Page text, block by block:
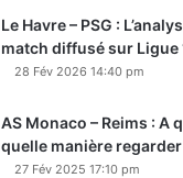
Le Havre – PSG :
match diffusé sur Ligue
28 Fév 2026 14:40 pm
AS Monaco – Reims : A
quelle manière
27 Fév 2025 17:10 pm